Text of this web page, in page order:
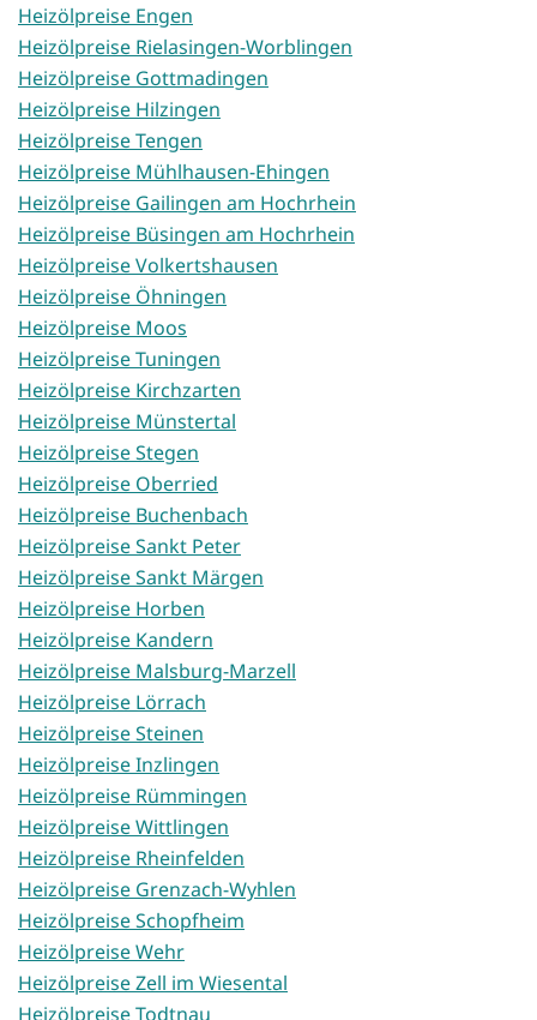
Heizölpreise Engen
Heizölpreise Rielasingen-Worblingen
Heizölpreise Gottmadingen
Heizölpreise Hilzingen
Heizölpreise Tengen
Heizölpreise Mühlhausen-Ehingen
Heizölpreise Gailingen am Hochrhein
Heizölpreise Büsingen am Hochrhein
Heizölpreise Volkertshausen
Heizölpreise Öhningen
Heizölpreise Moos
Heizölpreise Tuningen
Heizölpreise Kirchzarten
Heizölpreise Münstertal
Heizölpreise Stegen
Heizölpreise Oberried
Heizölpreise Buchenbach
Heizölpreise Sankt Peter
Heizölpreise Sankt Märgen
Heizölpreise Horben
Heizölpreise Kandern
Heizölpreise Malsburg-Marzell
Heizölpreise Lörrach
Heizölpreise Steinen
Heizölpreise Inzlingen
Heizölpreise Rümmingen
Heizölpreise Wittlingen
Heizölpreise Rheinfelden
Heizölpreise Grenzach-Wyhlen
Heizölpreise Schopfheim
Heizölpreise Wehr
Heizölpreise Zell im Wiesental
Heizölpreise Todtnau